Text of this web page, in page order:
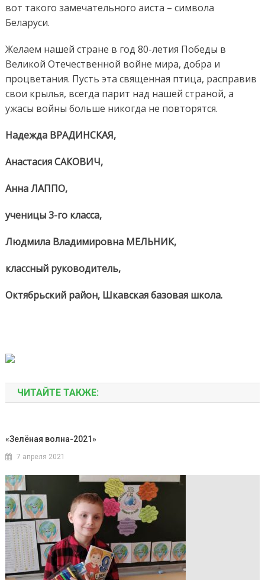
вот такого замечательного аиста – символа
Беларуси.
Желаем нашей стране в год 80-летия Победы в
Великой Отечественной войне мира, добра и
процветания. Пусть эта священная птица, расправив
свои крылья, всегда парит над нашей страной, а
ужасы войны больше никогда не повторятся.
Надежда ВРАДИНСКАЯ,
Анастасия САКОВИЧ,
Анна ЛАППО,
ученицы 3-го класса,
Людмила Владимировна МЕЛЬНИК,
классный руководитель,
Октябрьский район, Шкавская базовая школа.
ЧИТАЙТЕ ТАКЖЕ:
«Зелёная волна-2021»
7 апреля 2021